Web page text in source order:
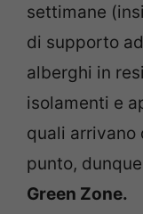
settimane
di supporto
alberghi in
isolamenti e
quali arrivano
punto,
Green Zone.